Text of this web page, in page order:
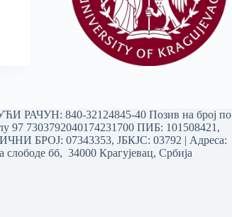
РАЧУН: 840-32124845-40 Позив на број по
97 7303792040174231700ПИБ: 101508421,
БРОЈ: 07343353, ЈБКЈС: 03792 | Aдреса:
слободе бб, 34000 Крагујевац, Србија